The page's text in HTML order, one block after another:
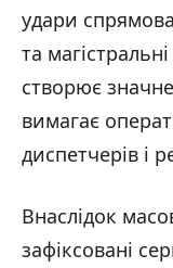
удари
та
створює
вимагає
диспетчерів і
Внаслідок
зафіксовані